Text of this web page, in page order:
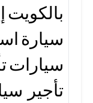
بالكويت
سيارة
سيارات
تأجير